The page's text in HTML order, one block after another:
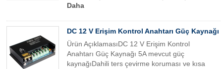
Daha
DC 12 V Erişim Kontrol Anahtarı Güç Kaynağı
Ürün AçıklamasıDC 12 V Erişim Kontrol
Anahtarı Güç Kaynağı 5A mevcut güç
kaynağıDahili ters çevirme koruması ve kısa